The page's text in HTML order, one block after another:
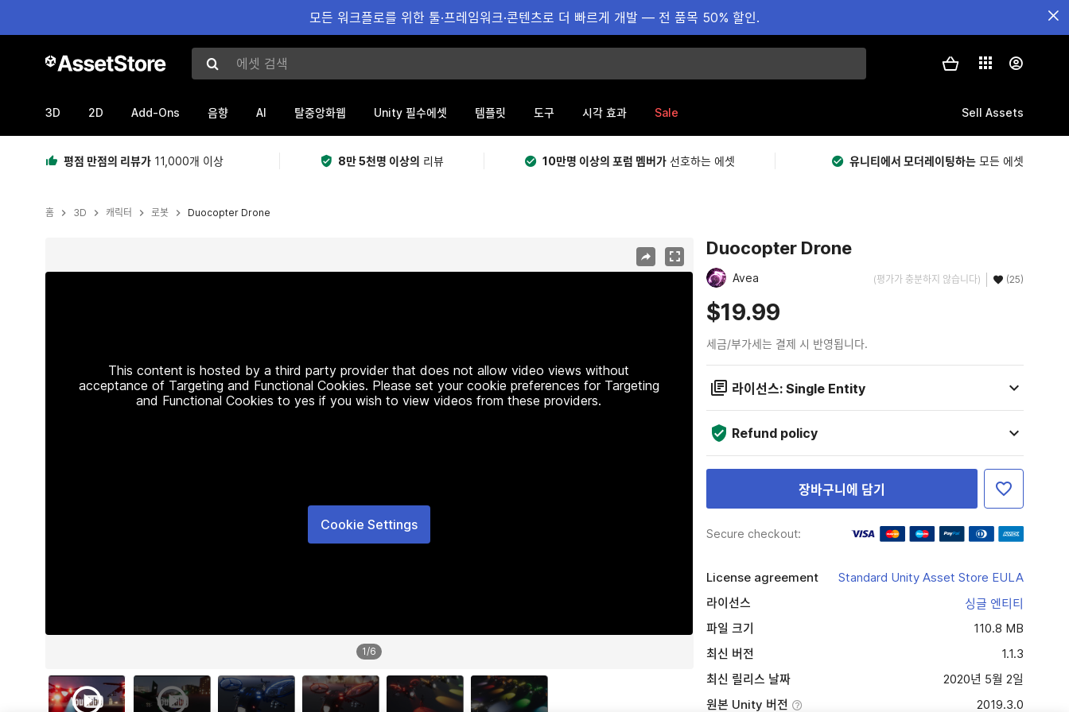
모든 워크플로를 위한 툴·프레임워크·콘텐츠로 더 빠르게 개발 — 전 품목 50% 할인.
에셋 검색
3D 2D Add-Ons 음향 AI 탈중앙화웹 Unity 필수에셋 템플릿 도구 시각 효과 Sale Sell Assets
평점 만점의 리뷰가 11,000개 이상 8만 5천명 이상의 리뷰 10만명 이상의 포럼 멤버가 선호하는 에셋 유니티에서 모더레이팅하는 모든 에셋
홈 3D 캐릭터 로봇 Duocopter Drone
This content is hosted by a third party provider that does not allow video views without
acceptance of Targeting and Functional Cookies. Please set your cookie preferences for Targeting
and Functional Cookies to yes if you wish to view videos from these providers.
Cookie Settings
1/6
Duocopter Drone
Avea (평가가 충분하지 않습니다) (25)
$19.99
세금/부가세는 결제 시 반영됩니다.
라이선스: Single Entity
Refund policy
장바구니에 담기
Secure checkout:
License agreement
Standard Unity Asset Store EULA
라이선스
싱글 엔티티
파일 크기
110.8 MB
최신 버전
1.1.3
최신 릴리스 날짜
2020년 5월 2일
원본 Unity 버전
2019.3.0